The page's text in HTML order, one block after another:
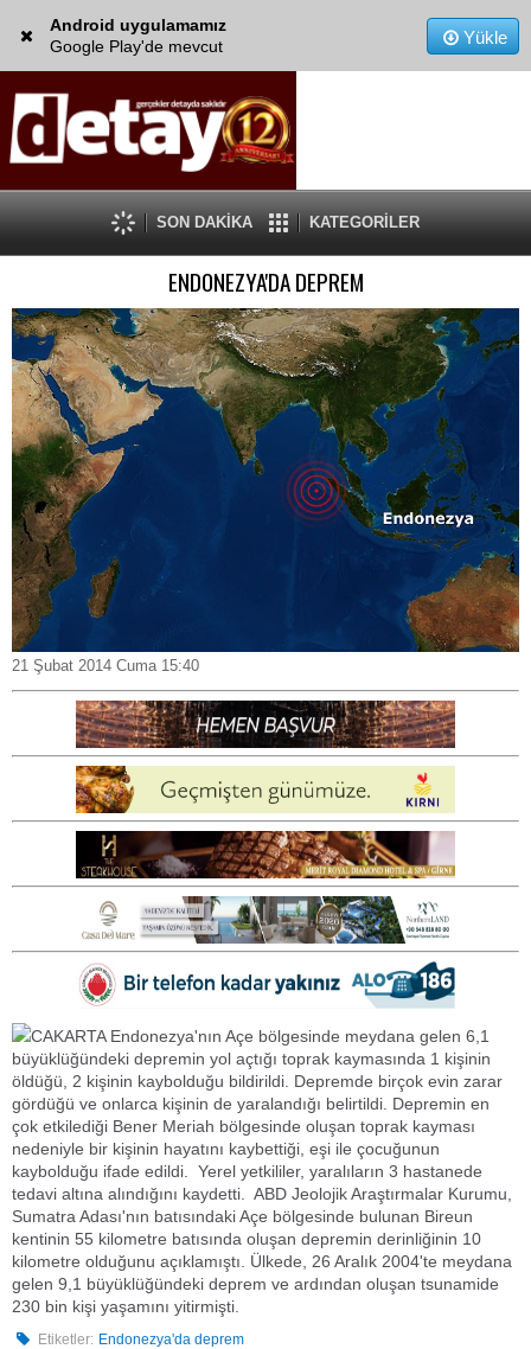
Android uygulamamız
Google Play'de mevcut
Yükle
SON DAKİKA KATEGORİLER
ENDONEZYA'DA DEPREM
21 Şubat 2014 Cuma 15:40
CAKARTA Endonezya'nın Açe bölgesinde meydana gelen 6,1
büyüklüğündeki depremin yol açtığı toprak kaymasında 1 kişinin
öldüğü, 2 kişinin kaybolduğu bildirildi. Depremde birçok evin zarar
gördüğü ve onlarca kişinin de yaralandığı belirtildi. Depremin en
çok etkilediği Bener Meriah bölgesinde oluşan toprak kayması
nedeniyle bir kişinin hayatını kaybettiği, eşi ile çocuğunun
kaybolduğu ifade edildi. Yerel yetkililer, yaralıların 3 hastanede
tedavi altına alındığını kaydetti. ABD Jeolojik Araştırmalar Kurumu,
Sumatra Adası'nın batısındaki Açe bölgesinde bulunan Bireun
kentinin 55 kilometre batısında oluşan depremin derinliğinin 10
kilometre olduğunu açıklamıştı. Ülkede, 26 Aralık 2004'te meydana
gelen 9,1 büyüklüğündeki deprem ve ardından oluşan tsunamide
230 bin kişi yaşamını yitirmişti.
Etiketler: Endonezya'da deprem